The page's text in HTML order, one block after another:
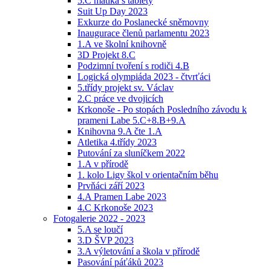
Suit Up Day 2023
Exkurze do Poslanecké sněmovny
Inaugurace členů parlamentu 2023
1.A ve školní knihovně
3D Projekt 8.C
Podzimní tvoření s rodiči 4.B
Logická olympiáda 2023 - čtvrťáci
5.třídy projekt sv. Václav
2.C práce ve dvojicích
Krkonoše - Po stopách Posledního závodu k
prameni Labe 5.C+8.B+9.A
Knihovna 9.A čte 1.A
Atletika 4.třídy 2023
Putování za sluníčkem 2022
1.A v přírodě
1. kolo Ligy škol v orientačním běhu
Prvňáci září 2023
4.A Pramen Labe 2023
4.C Krkonoše 2023
Fotogalerie 2022 - 2023
5.A se loučí
3.D ŠVP 2023
3.A výletování a škola v přírodě
Pasování páťáků 2023